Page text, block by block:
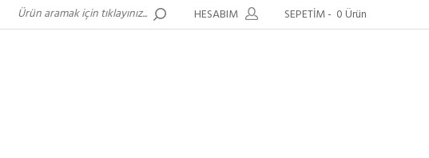
HESABIM SEPETİM - 0 Ürün